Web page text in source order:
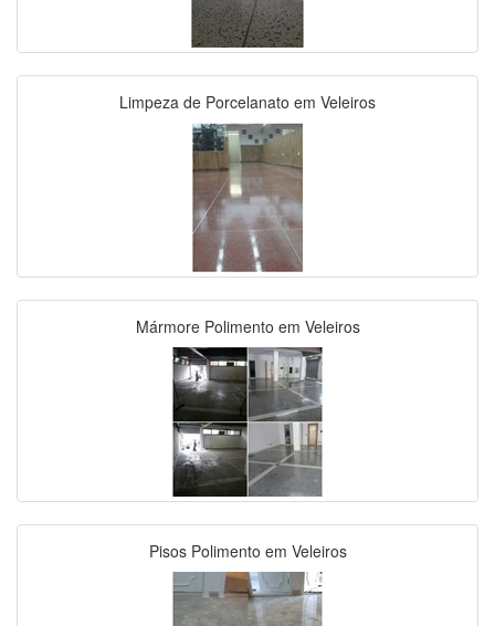
Limpeza de Porcelanato em Veleiros
Mármore Polimento em Veleiros
Pisos Polimento em Veleiros